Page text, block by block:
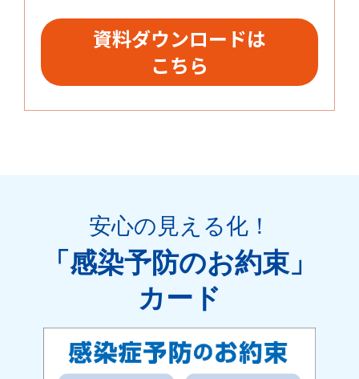
資料ダウンロードは
こちら
安心の見える化！
「感染予防のお約束」
カード